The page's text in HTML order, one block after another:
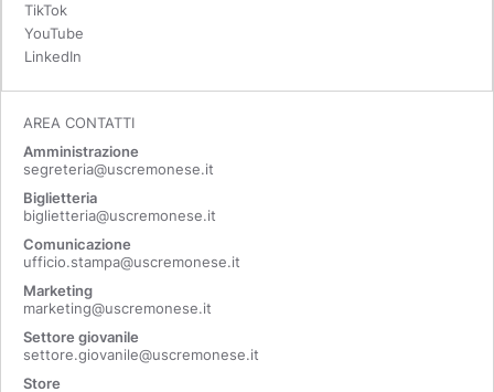
TikTok
YouTube
LinkedIn
AREA CONTATTI
Amministrazione
segreteria@uscremonese.it
Biglietteria
biglietteria@uscremonese.it
Comunicazione
ufficio.stampa@uscremonese.it
Marketing
marketing@uscremonese.it
Settore giovanile
settore.giovanile@uscremonese.it
Store